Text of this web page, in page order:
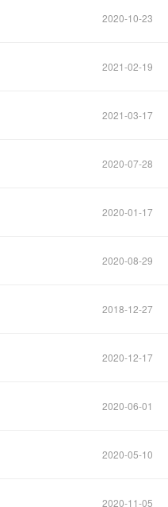
2020-10-23
2021-02-19
2021-03-17
2020-07-28
2020-01-17
2020-08-29
2018-12-27
2020-12-17
2020-06-01
2020-05-10
2020-11-05